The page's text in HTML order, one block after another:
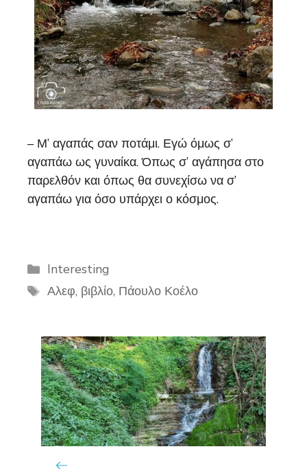
– Μ’ αγαπάς σαν ποτάμι. Εγώ όμως σ’
αγαπάω ως γυναίκα. Όπως σ’ αγάπησα στο
παρελθόν και όπως θα συνεχίσω να σ’
αγαπάω για όσο υπάρχει ο κόσμος.
Categories
Interesting
Tags
Αλεφ, βιβλίο, Πάουλο Κοέλο